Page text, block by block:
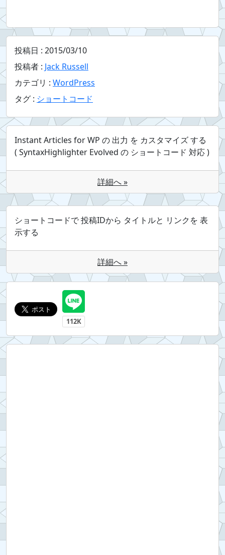
投稿日 : 2015/03/10
投稿者 : Jack Russell
カテゴリ : WordPress
タグ : ショートコード
Instant Articles for WP の 出力 を カスタマイズ する
( SyntaxHighlighter Evolved の ショートコード 対応 )
詳細へ »
ショートコードで 投稿IDから タイトルと リンクを 表
示する
詳細へ »